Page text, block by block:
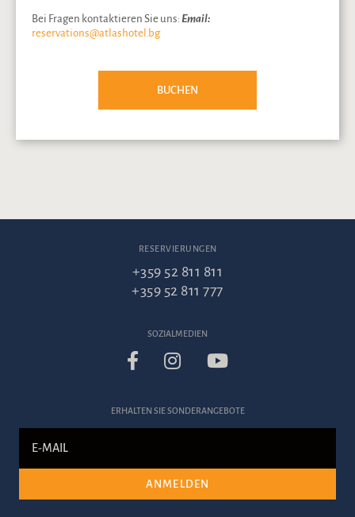
Bei Fragen kontaktieren Sie uns:Email:
reservations@atlashotel.bg
BUCHEN
RESERVIERUNGEN
+359 52 811 811
+359 52 811 777
SOZIALMEDIEN
ERHALTEN SIE SONDERANGEBOTE
ANMELDEN